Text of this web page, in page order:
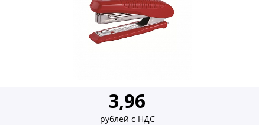
3,96
рублей с НДС